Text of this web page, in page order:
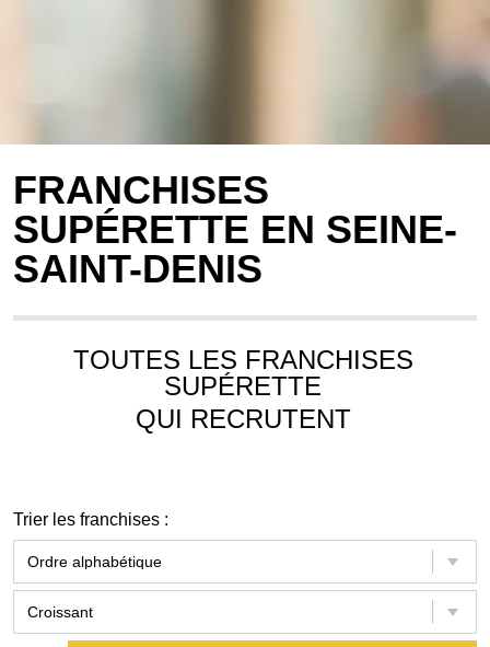
FRANCHISES
SUPÉRETTE EN SEINE-
SAINT-DENIS
TOUTES LES FRANCHISES
SUPÉRETTE
QUI RECRUTENT
Trier les franchises :